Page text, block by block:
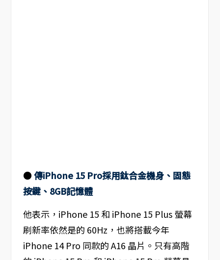
●傳iPhone 15 Pro採用鈦合金機身、固態
按鍵、8GB記憶體
他表示，iPhone 15 和 iPhone 15 Plus 螢幕
刷新率依然是的 60Hz，也將搭載今年
iPhone 14 Pro 同款的 A16 晶片。只有高階